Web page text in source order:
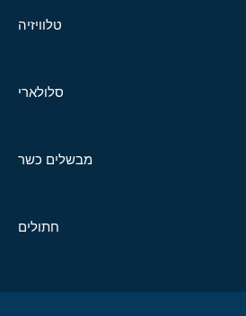
טלוויזיה
סלולארי
מבשלים כשר
חתולים